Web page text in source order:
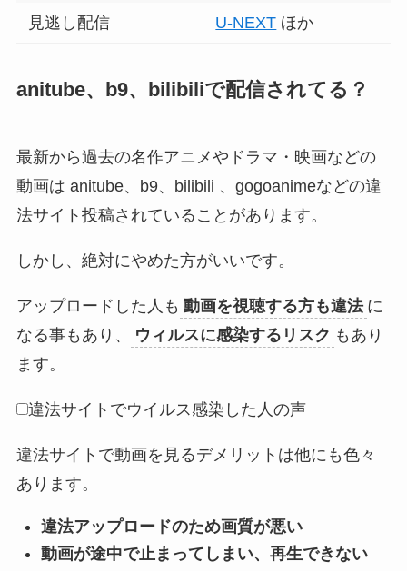
見逃し配信 U-NEXT ほか
anitube、b9、bilibiliで配信されてる？
最新から過去の名作アニメやドラマ・映画などの
動画は anitube、b9、bilibili 、gogoanimeなどの違
法サイト投稿されていることがあります。
しかし、絶対にやめた方がいいです。
アップロードした人も 動画を視聴する方も違法 に
なる事もあり、
ウィルスに感染するリスク もあり
ます。
違法サイトでウイルス感染した人の声
違法サイトで動画を見るデメリットは他にも色々
あります。
違法アップロードのため画質が悪い
動画が途中で止まってしまい、再生できない